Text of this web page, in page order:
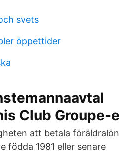
svets
öppettider
Club Groupe-e
att betala föräldralön
födda 1981 eller senare